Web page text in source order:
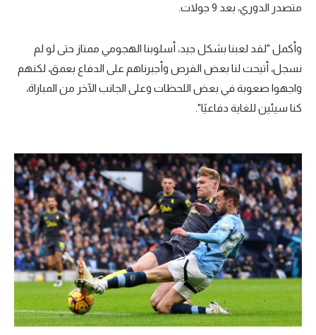
أقسام خاصة
ميركاتو
تحقيق في الجول
تقرير في الجول
حكايات في الجول
كويز في الجول
فيديو في الجول
متصدر الدوري، بعد 9 جولات.
وأكمل "لقد لعبنا بشكل جيد، أسلوبنا الهجومي ممتاز حتى لو لم
نسجل، أتيحت لنا بعض الفرص وأجبرناهم على الدفاع بعمق، لكنهم
واجهوا صعوبة في بعض اللحظات وعلى الجانب الآخر من المباراة،
كنا سيئين للغاية دفاعيًا".